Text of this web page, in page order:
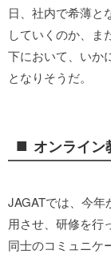
日、社内で希薄
していくのか、ま
下において、いか
となりそうだ。
■ オンライン
JAGATでは、今
用させ、研修を行
同士のコミュニケ